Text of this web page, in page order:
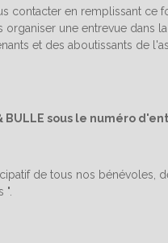
contacter en remplissant ce
organiser une entrevue dans
et des aboutissants de
BULLE sous le numéro
de tous nos bénévoles,
".